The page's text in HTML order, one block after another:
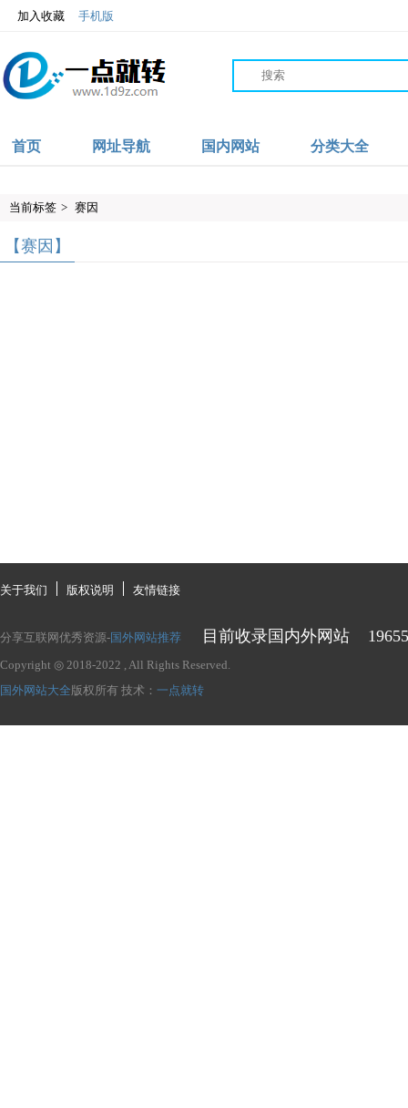
加入收藏 手机版
首页 网址导航 国内网站 分类大全
当前标签 > 赛因
【赛因】
关于我们 版权说明 友情链接
分享互联网优秀资源-国外网站推荐 目前收录国内外网站 19655
Copyright ◎ 2018-2022 , All Rights Reserved.
国外网站大全 版权所有 技术： 一点就转